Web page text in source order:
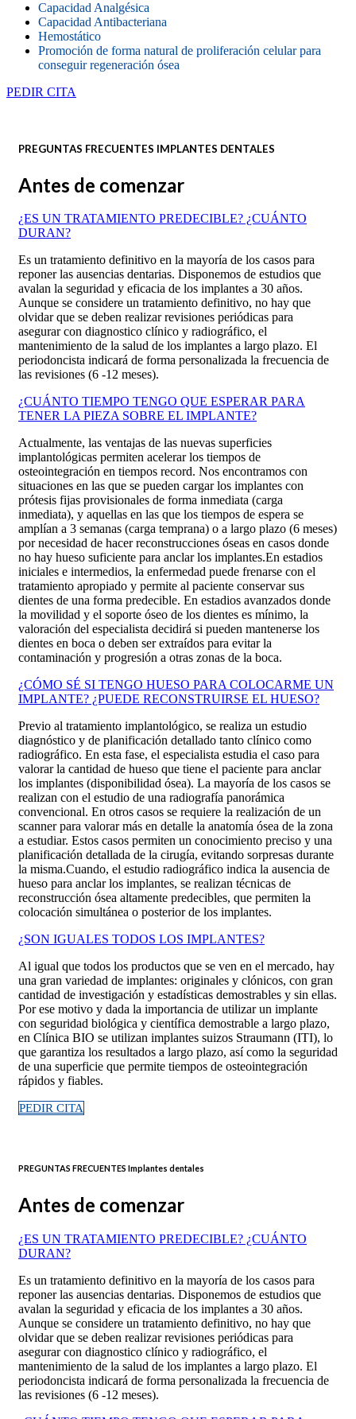
Capacidad Analgésica
Capacidad Antibacteriana
Hemostático
Promoción de forma natural de proliferación celular para
conseguir regeneración ósea
PEDIR CITA
PREGUNTAS FRECUENTES IMPLANTES DENTALES
Antes de comenzar
¿ES UN TRATAMIENTO PREDECIBLE? ¿CUÁNTO
DURAN?
Es un tratamiento definitivo en la mayoría de los casos para
reponer las ausencias dentarias. Disponemos de estudios que
avalan la seguridad y eficacia de los implantes a 30 años.
Aunque se considere un tratamiento definitivo, no hay que
olvidar que se deben realizar revisiones periódicas para
asegurar con diagnostico clínico y radiográfico, el
mantenimiento de la salud de los implantes a largo plazo. El
periodoncista indicará de forma personalizada la frecuencia de
las revisiones (6 -12 meses).
¿CUÁNTO TIEMPO TENGO QUE ESPERAR PARA
TENER LA PIEZA SOBRE EL IMPLANTE?
Actualmente, las ventajas de las nuevas superficies
implantológicas permiten acelerar los tiempos de
osteointegración en tiempos record. Nos encontramos con
situaciones en las que se pueden cargar los implantes con
prótesis fijas provisionales de forma inmediata (carga
inmediata), y aquellas en las que los tiempos de espera se
amplían a 3 semanas (carga temprana) o a largo plazo (6 meses)
por necesidad de hacer reconstrucciones óseas en casos donde
no hay hueso suficiente para anclar los implantes.En estadios
iniciales e intermedios, la enfermedad puede frenarse con el
tratamiento apropiado y permite al paciente conservar sus
dientes de una forma predecible. En estadios avanzados donde
la movilidad y el soporte óseo de los dientes es mínimo, la
valoración del especialista decidirá si pueden mantenerse los
dientes en boca o deben ser extraídos para evitar la
contaminación y progresión a otras zonas de la boca.
¿CÓMO SÉ SI TENGO HUESO PARA COLOCARME UN
IMPLANTE? ¿PUEDE RECONSTRUIRSE EL HUESO?
Previo al tratamiento implantológico, se realiza un estudio
diagnóstico y de planificación detallado tanto clínico como
radiográfico. En esta fase, el especialista estudia el caso para
valorar la cantidad de hueso que tiene el paciente para anclar
los implantes (disponibilidad ósea). La mayoría de los casos se
realizan con el estudio de una radiografía panorámica
convencional. En otros casos se requiere la realización de un
scanner para valorar más en detalle la anatomía ósea de la zona
a estudiar. Estos casos permiten un conocimiento preciso y una
planificación detallada de la cirugía, evitando sorpresas durante
la misma.Cuando, el estudio radiográfico indica la ausencia de
hueso para anclar los implantes, se realizan técnicas de
reconstrucción ósea altamente predecibles, que permiten la
colocación simultánea o posterior de los implantes.
¿SON IGUALES TODOS LOS IMPLANTES?
Al igual que todos los productos que se ven en el mercado, hay
una gran variedad de implantes: originales y clónicos, con gran
cantidad de investigación y estadísticas demostrables y sin ellas.
Por ese motivo y dada la importancia de utilizar un implante
con seguridad biológica y científica demostrable a largo plazo,
en Clínica BIO se utilizan implantes suizos Straumann (ITI), lo
que garantiza los resultados a largo plazo, así como la seguridad
de una superficie que permite tiempos de osteointegración
rápidos y fiables.
PEDIR CITA
PREGUNTAS FRECUENTES Implantes dentales
Antes de comenzar
¿ES UN TRATAMIENTO PREDECIBLE? ¿CUÁNTO
DURAN?
Es un tratamiento definitivo en la mayoría de los casos para
reponer las ausencias dentarias. Disponemos de estudios que
avalan la seguridad y eficacia de los implantes a 30 años.
Aunque se considere un tratamiento definitivo, no hay que
olvidar que se deben realizar revisiones periódicas para
asegurar con diagnostico clínico y radiográfico, el
mantenimiento de la salud de los implantes a largo plazo. El
periodoncista indicará de forma personalizada la frecuencia de
las revisiones (6 -12 meses).